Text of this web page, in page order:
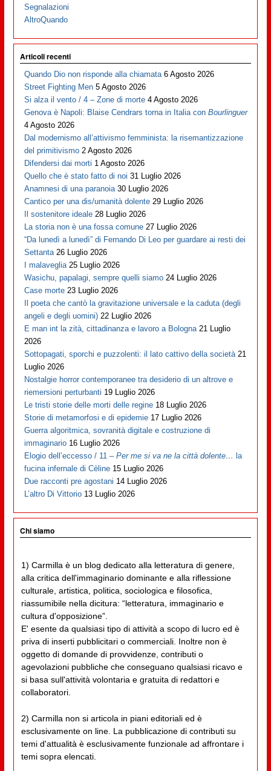
Segnalazioni
AltroQuando
Articoli recenti
Quando Dio non risponde alla chiamata 6 Agosto 2026
Street Fighting Men 5 Agosto 2026
Si alza il vento / 4 – Zone di morte 4 Agosto 2026
Genova è Napoli: Blaise Cendrars torna in Italia conBourlinguer
4 Agosto 2026
Dal modernismo all’attivismo femminista: la risemantizzazione
del primitivismo 2 Agosto 2026
Difendersi dai morti 1 Agosto 2026
Quello che è stato fatto di noi 31 Luglio 2026
Anamnesi di una paranoia 30 Luglio 2026
Cantico per una dis/umanità dolente 29 Luglio 2026
Il sostenitore ideale 28 Luglio 2026
La storia non è una fossa comune 27 Luglio 2026
“Da lunedì a lunedì” di Fernando Di Leo per guardare ai resti dei
Settanta 26 Luglio 2026
I malaveglia 25 Luglio 2026
Wasichu, papalagi, sempre quelli siamo 24 Luglio 2026
Case morte 23 Luglio 2026
Il poeta che cantò la gravitazione universale e la caduta (degli
angeli e degli uomini) 22 Luglio 2026
E man int la zità, cittadinanza e lavoro a Bologna 21 Luglio
2026
Sottopagati, sporchi e puzzolenti: il lato cattivo della società 21
Luglio 2026
Nostalgie horror contemporanee tra desiderio di un altrove e
riemersioni perturbanti 19 Luglio 2026
Le tristi storie delle morti delle regine 18 Luglio 2026
Storie di metamorfosi e di epidemie 17 Luglio 2026
Guerra algoritmica, sovranità digitale e costruzione di
immaginario 16 Luglio 2026
Elogio dell’eccesso / 11 –Per me si va ne la città dolente… la
fucina infernale di Cèline 15 Luglio 2026
Due racconti pre agostani 14 Luglio 2026
L’altro Di Vittorio 13 Luglio 2026
Chi siamo
1) Carmilla è un blog dedicato alla letteratura di genere,
alla critica dell'immaginario dominante e alla riflessione
culturale, artistica, politica, sociologica e filosofica,
riassumibile nella dicitura: “letteratura, immaginario e
cultura d'opposizione”.
E' esente da qualsiasi tipo di attività a scopo di lucro ed è
priva di inserti pubblicitari o commerciali. Inoltre non è
oggetto di domande di provvidenze, contributi o
agevolazioni pubbliche che conseguano qualsiasi ricavo e
si basa sull'attività volontaria e gratuita di redattori e
collaboratori.
2) Carmilla non si articola in piani editoriali ed è
esclusivamente on line. La pubblicazione di contributi su
temi d'attualità è esclusivamente funzionale ad affrontare i
temi sopra elencati.